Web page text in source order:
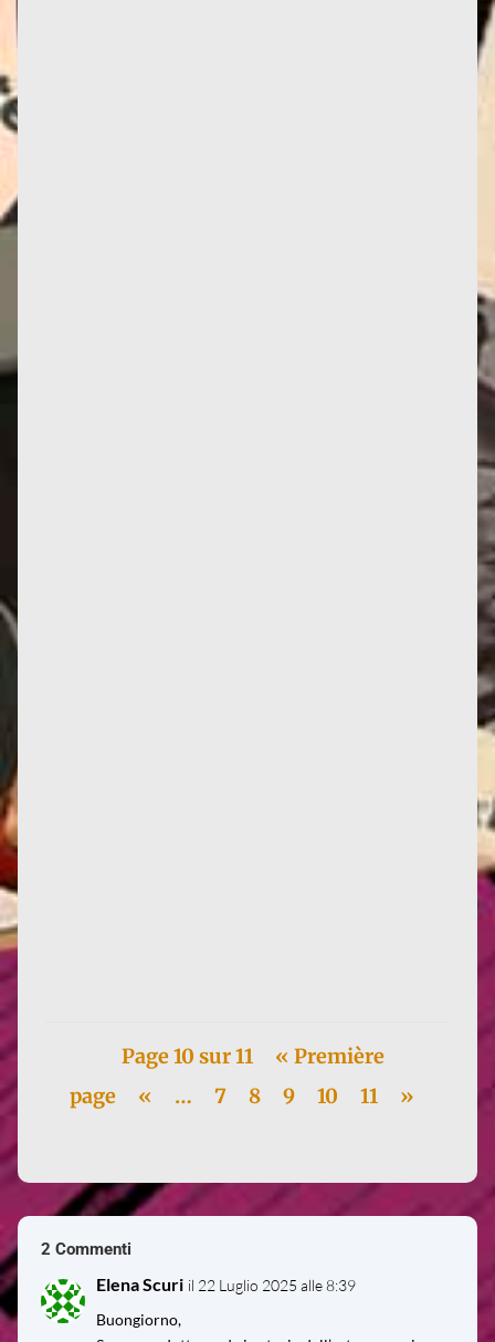
Page 10 sur 11
« Première
page
« … 7 8 9 10 11 »
2 Commenti
Elena Scuri il 22 Luglio 2025 alle 8:39
Buongiorno,